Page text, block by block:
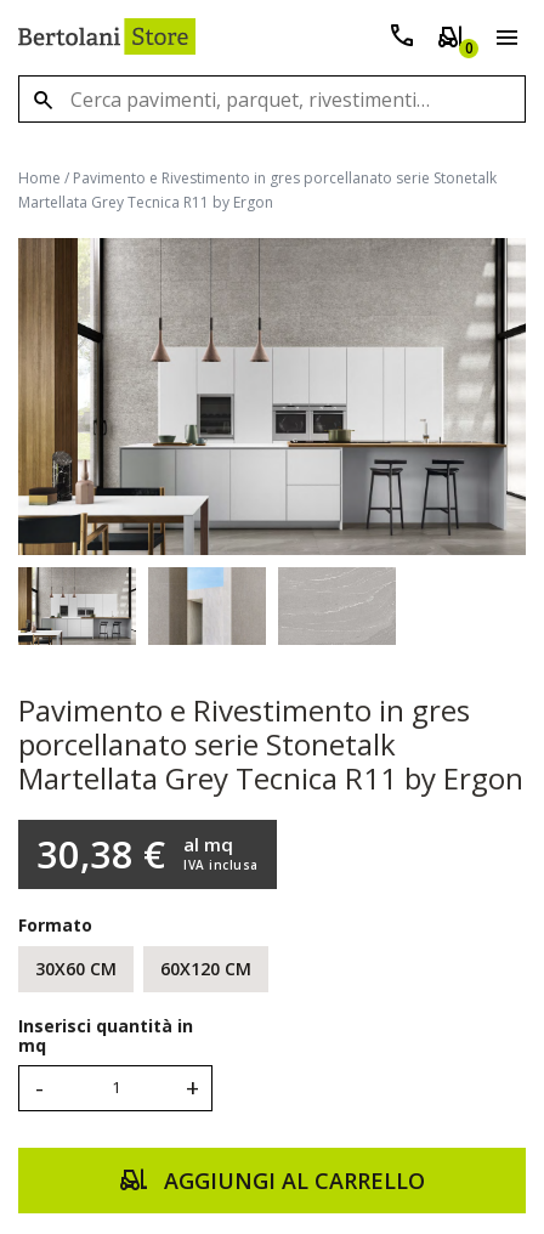
0
Home / Pavimento e Rivestimento in gres porcellanato serie Stonetalk
Martellata Grey Tecnica R11 by Ergon
Pavimento e Rivestimento in gres
porcellanato serie Stonetalk
Martellata Grey Tecnica R11 by Ergon
30,38 € IVA inclusa
al mq
Formato
30X60 CM
60X120 CM
Inserisci quantità in
mq
- +
AGGIUNGI AL CARRELLO